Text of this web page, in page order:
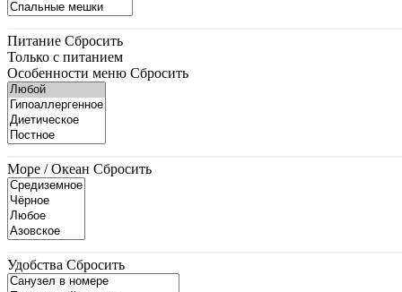
Питание Сбросить
Только с питанием
Особенности меню Сбросить
Море / Океан Сбросить
Удобства Сбросить